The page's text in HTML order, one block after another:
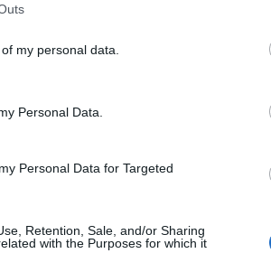
my personal data.
Personal Data.
Personal Data for Targeted
Retention, Sale, and/or Sharing
with the Purposes for which it